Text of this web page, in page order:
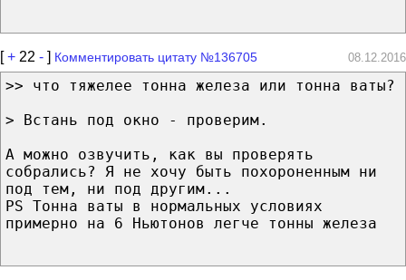
[+ 22 - ] Комментировать цитату №136705 08.12.2016
>> что тяжелее тонна железа или тонна ваты?
> Встань под окно - проверим.
А можно озвучить, как вы проверять
собрались? Я не хочу быть похороненным ни
под тем, ни под другим...
PS Тонна ваты в нормальных условиях
примерно на 6 Ньютонов легче тонны железа